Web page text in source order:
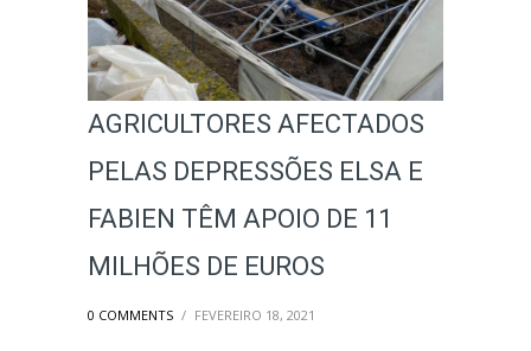
AGRICULTORES AFECTADOS
PELAS DEPRESSÕES ELSA E
FABIEN TÊM APOIO DE 11
MILHÕES DE EUROS
0 COMMENTS / FEVEREIRO 18, 2021